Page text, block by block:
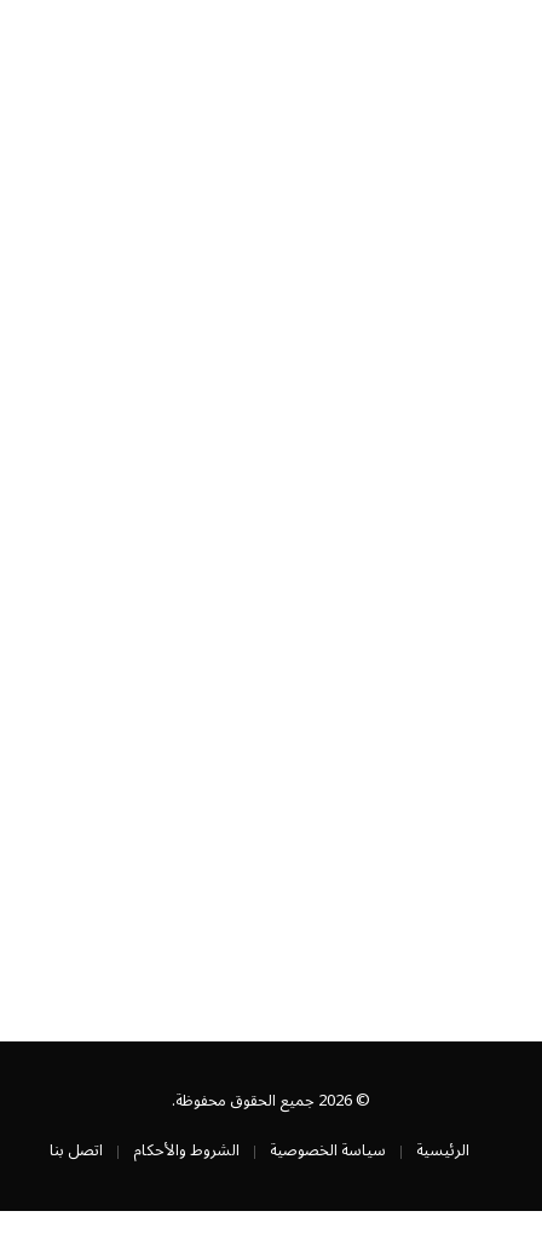
© 2026 جميع الحقوق محفوظة.
الرئيسية
سياسة الخصوصية الشروط والأحكام اتصل بنا